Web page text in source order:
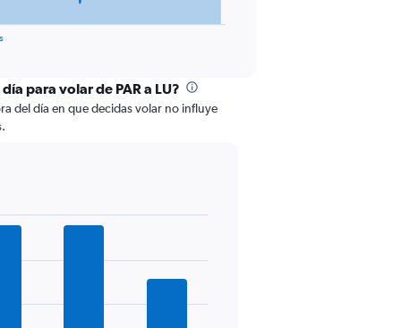
para volar de PAR a LU?
del día en que decidas volar no influye